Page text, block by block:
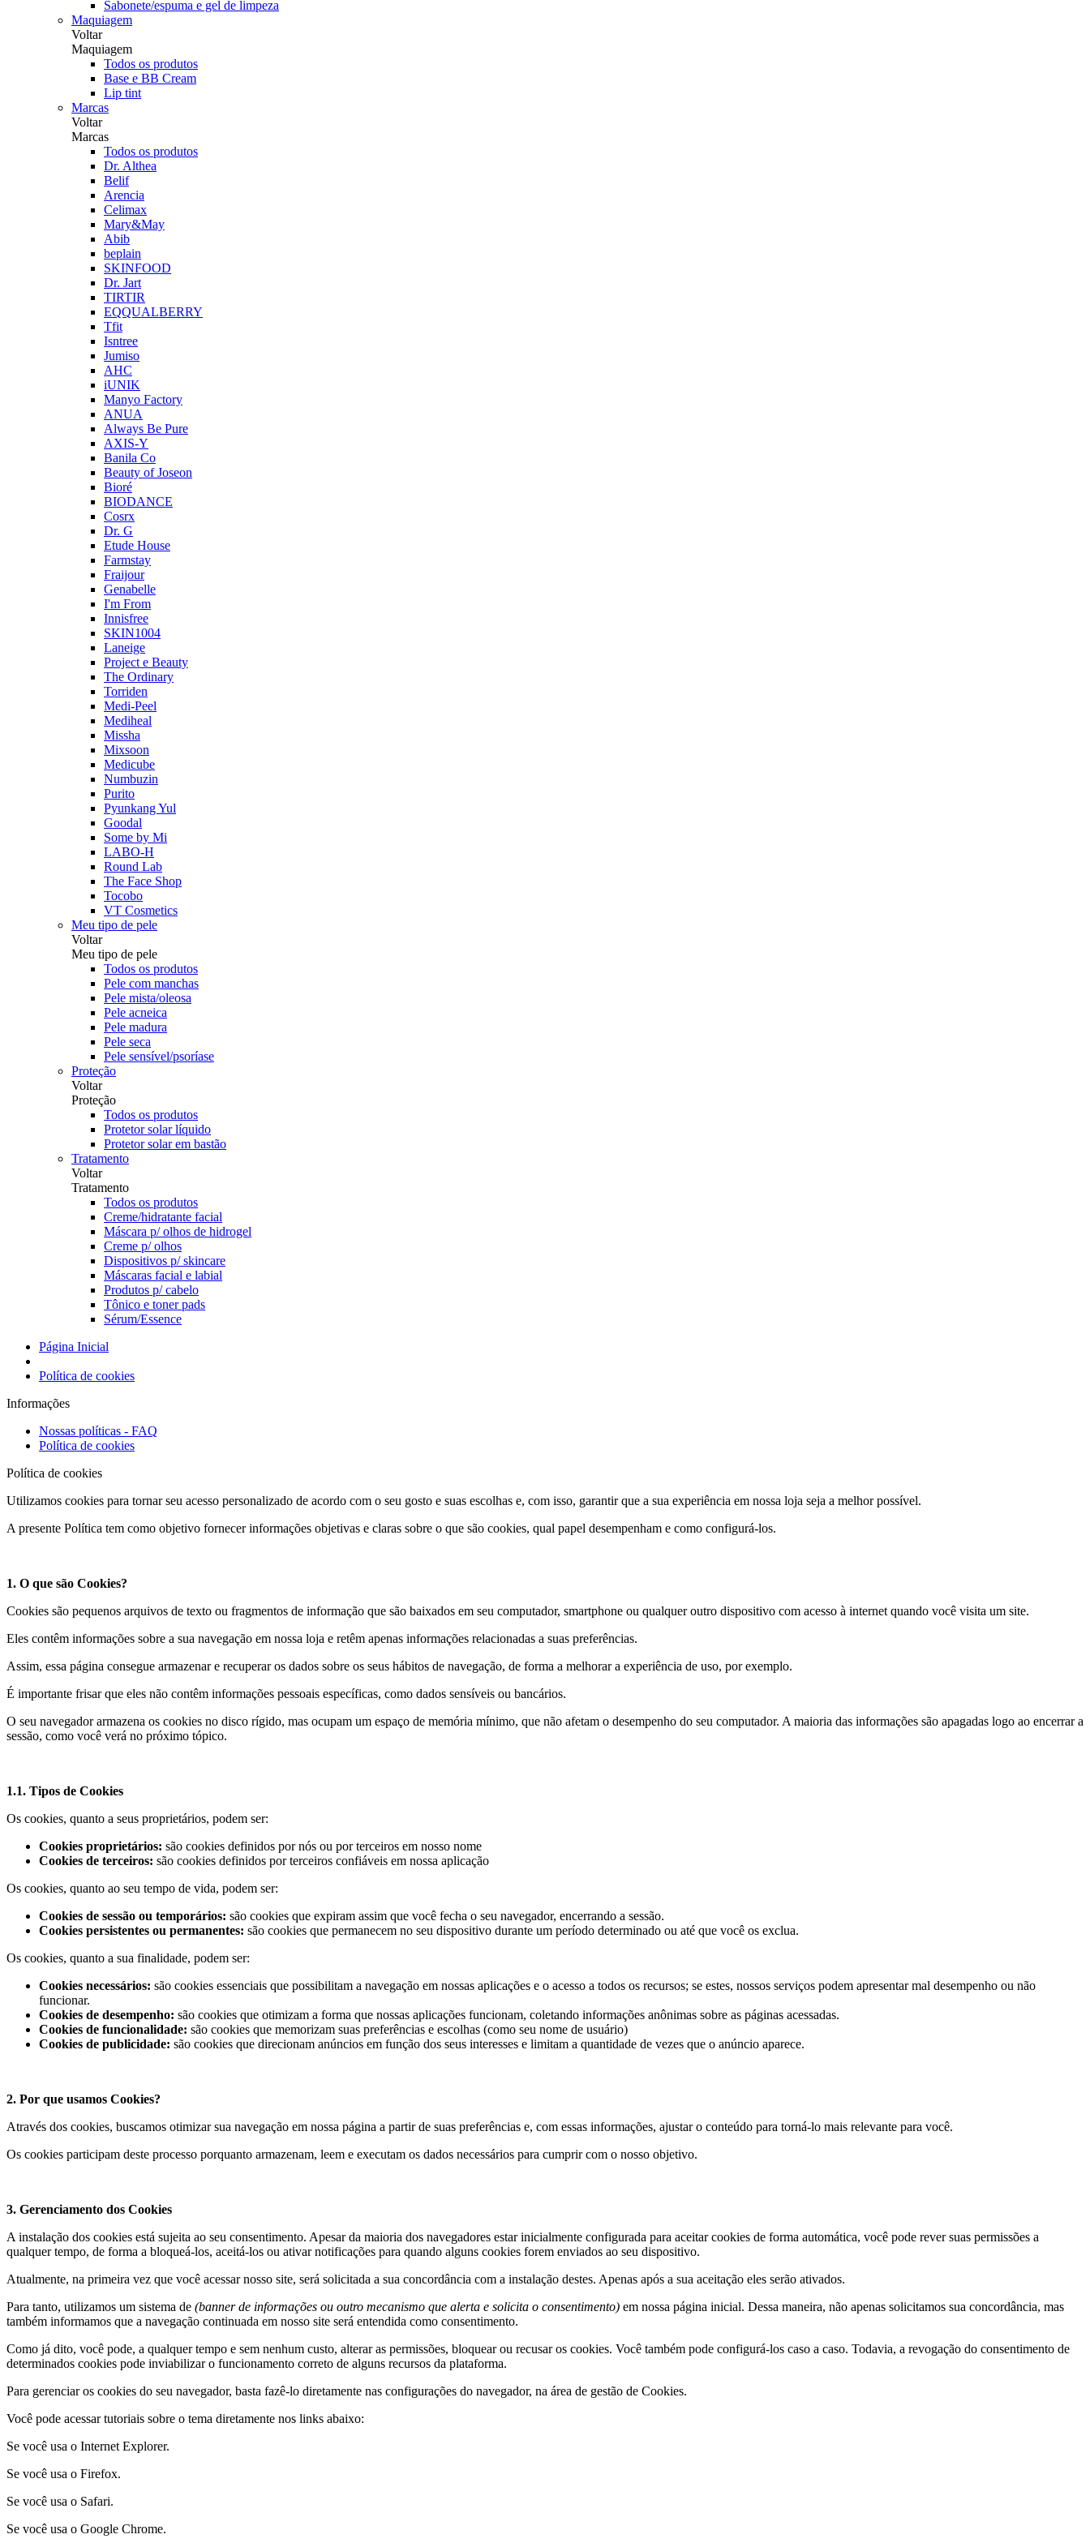
Sabonete/espuma e gel de limpeza
Maquiagem
Voltar
Maquiagem
Todos os produtos
Base e BB Cream
Lip tint
Marcas
Voltar
Marcas
Todos os produtos
Dr. Althea
Belif
Arencia
Celimax
Mary&May
Abib
beplain
SKINFOOD
Dr. Jart
TIRTIR
EQQUALBERRY
Tfit
Isntree
Jumiso
AHC
iUNIK
Manyo Factory
ANUA
Always Be Pure
AXIS-Y
Banila Co
Beauty of Joseon
Bioré
BIODANCE
Cosrx
Dr. G
Etude House
Farmstay
Fraijour
Genabelle
I'm From
Innisfree
SKIN1004
Laneige
Project e Beauty
The Ordinary
Torriden
Medi-Peel
Mediheal
Missha
Mixsoon
Medicube
Numbuzin
Purito
Pyunkang Yul
Goodal
Some by Mi
LABO-H
Round Lab
The Face Shop
Tocobo
VT Cosmetics
Meu tipo de pele
Voltar
Meu tipo de pele
Todos os produtos
Pele com manchas
Pele mista/oleosa
Pele acneica
Pele madura
Pele seca
Pele sensível/psoríase
Proteção
Voltar
Proteção
Todos os produtos
Protetor solar líquido
Protetor solar em bastão
Tratamento
Voltar
Tratamento
Todos os produtos
Creme/hidratante facial
Máscara p/ olhos de hidrogel
Creme p/ olhos
Dispositivos p/ skincare
Máscaras facial e labial
Produtos p/ cabelo
Tônico e toner pads
Sérum/Essence
Página Inicial
Política de cookies
Informações
Nossas políticas - FAQ
Política de cookies
Política de cookies
Utilizamos cookies para tornar seu acesso personalizado de acordo com o seu gosto e suas escolhas e, com isso, garantir que a sua experiência em nossa loja seja a melhor possível.
A presente Política tem como objetivo fornecer informações objetivas e claras sobre o que são cookies, qual papel desempenham e como configurá-los.
1. O que são Cookies?
Cookies são pequenos arquivos de texto ou fragmentos de informação que são baixados em seu computador, smartphone ou qualquer outro dispositivo com acesso à internet quando você visita um site.
Eles contêm informações sobre a sua navegação em nossa loja e retêm apenas informações relacionadas a suas preferências.
Assim, essa página consegue armazenar e recuperar os dados sobre os seus hábitos de navegação, de forma a melhorar a experiência de uso, por exemplo.
É importante frisar que eles não contêm informações pessoais específicas, como dados sensíveis ou bancários.
O seu navegador armazena os cookies no disco rígido, mas ocupam um espaço de memória mínimo, que não afetam o desempenho do seu computador. A maioria das informações são apagadas logo ao encerrar a
sessão, como você verá no próximo tópico.
1.1. Tipos de Cookies
Os cookies, quanto a seus proprietários, podem ser:
Cookies proprietários: são cookies definidos por nós ou por terceiros em nosso nome
Cookies de terceiros: são cookies definidos por terceiros confiáveis em nossa aplicação
Os cookies, quanto ao seu tempo de vida, podem ser:
Cookies de sessão ou temporários: são cookies que expiram assim que você fecha o seu navegador, encerrando a sessão.
Cookies persistentes ou permanentes: são cookies que permanecem no seu dispositivo durante um período determinado ou até que você os exclua.
Os cookies, quanto a sua finalidade, podem ser:
Cookies necessários: são cookies essenciais que possibilitam a navegação em nossas aplicações e o acesso a todos os recursos; se estes, nossos serviços podem apresentar mal desempenho ou não
funcionar.
Cookies de desempenho: são cookies que otimizam a forma que nossas aplicações funcionam, coletando informações anônimas sobre as páginas acessadas.
Cookies de funcionalidade: são cookies que memorizam suas preferências e escolhas (como seu nome de usuário)
Cookies de publicidade: são cookies que direcionam anúncios em função dos seus interesses e limitam a quantidade de vezes que o anúncio aparece.
2. Por que usamos Cookies?
Através dos cookies, buscamos otimizar sua navegação em nossa página a partir de suas preferências e, com essas informações, ajustar o conteúdo para torná-lo mais relevante para você.
Os cookies participam deste processo porquanto armazenam, leem e executam os dados necessários para cumprir com o nosso objetivo.
3. Gerenciamento dos Cookies
A instalação dos cookies está sujeita ao seu consentimento. Apesar da maioria dos navegadores estar inicialmente configurada para aceitar cookies de forma automática, você pode rever suas permissões a
qualquer tempo, de forma a bloqueá-los, aceitá-los ou ativar notificações para quando alguns cookies forem enviados ao seu dispositivo.
Atualmente, na primeira vez que você acessar nosso site, será solicitada a sua concordância com a instalação destes. Apenas após a sua aceitação eles serão ativados.
Para tanto, utilizamos um sistema de (banner de informações ou outro mecanismo que alerta e solicita o consentimento) em nossa página inicial. Dessa maneira, não apenas solicitamos sua concordância, mas
também informamos que a navegação continuada em nosso site será entendida como consentimento.
Como já dito, você pode, a qualquer tempo e sem nenhum custo, alterar as permissões, bloquear ou recusar os cookies. Você também pode configurá-los caso a caso. Todavia, a revogação do consentimento de
determinados cookies pode inviabilizar o funcionamento correto de alguns recursos da plataforma.
Para gerenciar os cookies do seu navegador, basta fazê-lo diretamente nas configurações do navegador, na área de gestão de Cookies.
Você pode acessar tutoriais sobre o tema diretamente nos links abaixo:
Se você usa o Internet Explorer.
Se você usa o Firefox.
Se você usa o Safari.
Se você usa o Google Chrome.